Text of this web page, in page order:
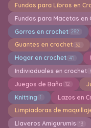
Fundas para Libros en
Fundas para Macetas en
Gorros en crochet 282
Guantes en crochet 32
Hogar en crochet 41
Indiviaduales en crochet
Juegos de Baño 12
Knitting 1 Lazos en
Limpiadoras de
Llaveros Amigurumis 13